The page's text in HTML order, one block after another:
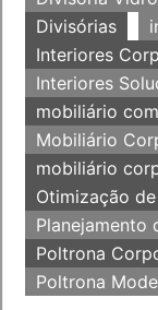
Divisórias
Interiores
Interiores
mobiliário
Mobiliário
mobiliário
Otimização
Planejamento
Poltrona
Poltrona